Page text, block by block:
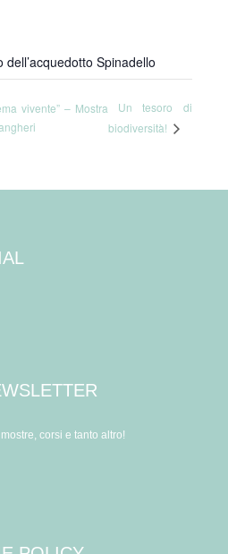
Spinadello
vivente” – Mostra
Un tesoro di
biodiversità!
corsi e tanto altro!